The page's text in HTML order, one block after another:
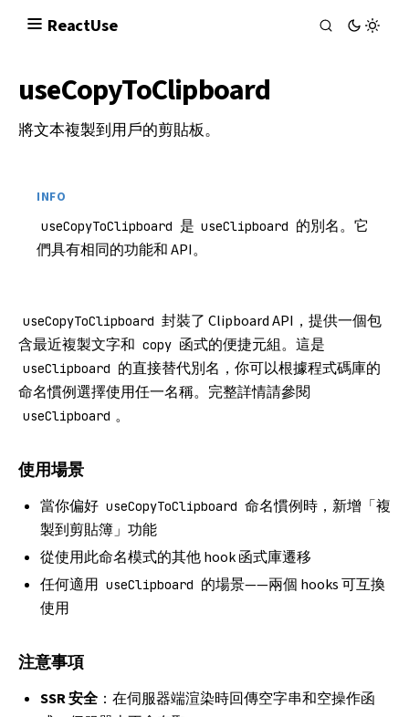
ReactUse
useCopyToClipboard
將文本複製到用戶的剪貼板。
INFO
useCopyToClipboard 是 useClipboard 的別名。它
們具有相同的功能和 API。
useCopyToClipboard 封裝了 Clipboard API ，提供一個包
含最近複製文字和 copy 函式的便捷元組。這是
useClipboard 的直接替代別名，你可以根據程式碼庫的
命名慣例選擇使用任一名稱。完整詳情請參閱
useClipboard 。
使用場景
當你偏好 useCopyToClipboard 命名慣例時，新增「複
製到剪貼簿」功能
從使用此命名模式的其他 hook 函式庫遷移
任何適用 useClipboard 的場景——兩個 hooks 可互換
使用
注意事項
SSR 安全 ：在伺服器端渲染時回傳空字串和空操作函